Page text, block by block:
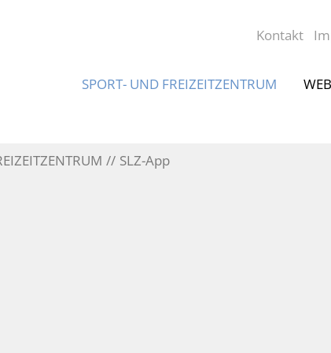
Kontakt
SPORT- UND FREIZEITZENTRUM
SLZ-App